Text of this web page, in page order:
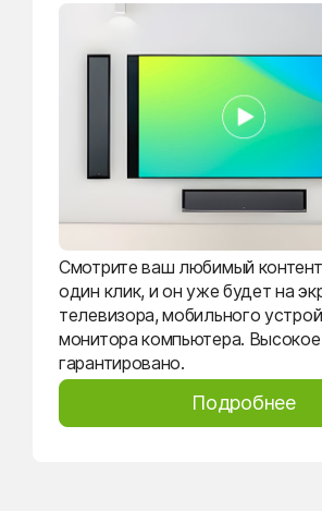
Смотрите ваш любимый
один клик, и он уже будет на
телевизора, мобильного
монитора компьютера. Высокое
гарантировано.
Подробнее